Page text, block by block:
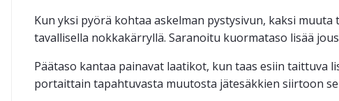
Kun yksi pyörä kohtaa askelman pystysivun, kaksi
tavallisella nokkakärryllä. Saranoitu kuormataso lisää
Päätaso kantaa painavat laatikot, kun taas esiin
portaittain tapahtuvasta muutosta jätesäkkien siirtoon